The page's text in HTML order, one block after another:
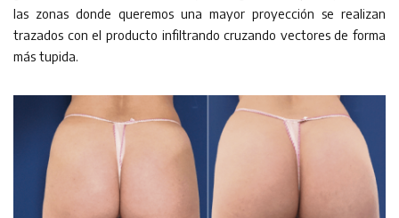
las zonas donde queremos una mayor proyección se realizan
trazados con el producto infiltrando cruzando vectores de forma
más tupida.